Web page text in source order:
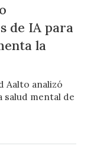
de IA para
la
Aalto analizó
salud mental de